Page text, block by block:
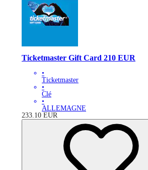
Ticketmaster Gift Card 210 EUR
•
Ticketmaster
•
Clé
•
ALLEMAGNE
233.10 EUR